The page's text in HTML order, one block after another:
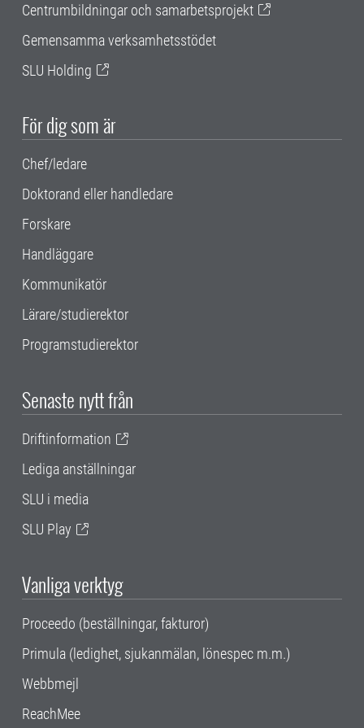
Centrumbildningar och samarbetsprojekt
Gemensamma verksamhetsstödet
SLU Holding
För dig som är
Chef/ledare
Doktorand eller handledare
Forskare
Handläggare
Kommunikatör
Lärare/studierektor
Programstudierektor
Senaste nytt från
Driftinformation
Lediga anställningar
SLU i media
SLU Play
Vanliga verktyg
Proceedo (beställningar, fakturor)
Primula (ledighet, sjukanmälan, lönespec m.m.)
Webbmejl
ReachMee